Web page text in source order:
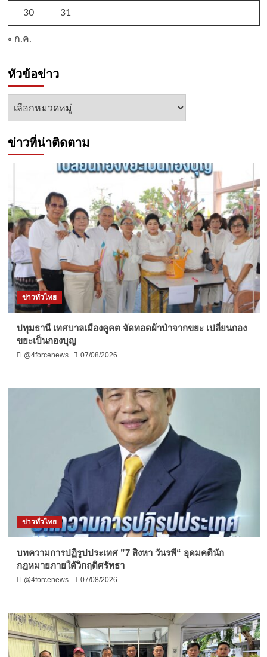
30 31
« ก.ค.
หัวข้อข่าว
หัวข้อ
ข่าวที่น่าติดตาม
ข่าวทั่วไทย
ปทุมธานี เทศบาลเมืองคูคต จัดทอดผ้าป่าจากขยะ เปลี่ยนกอง
ขยะเป็นกองบุญ
@4forcenews 07/08/2026
ข่าวทั่วไทย
บทความการปฏิรูปประเทศ ”7 สิงหา วันรพี“ อุดมคตินัก
กฎหมายภายใต้วิกฤติศรัทธา
@4forcenews 07/08/2026